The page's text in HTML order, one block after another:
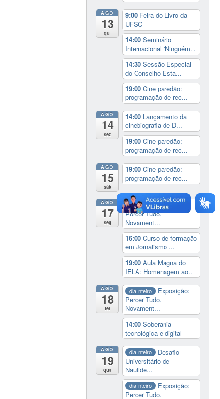
AGO
13
qui
9:00 Feira do Livro da
UFSC
14:00Seminário
Internacional ‘Ninguém...
14:30Sessão Especial
do Conselho Esta...
19:00Cine paredão:
programação de rec...
AGO
14
sex
14:00 Lançamento da
cinebiografia de D...
19:00Cine paredão:
programação de rec...
AGO
15
sáb
19:00Cine paredão:
programação de rec...
AGO
17
seg
dia inteiro
Exposição:
Perder Tudo.
Novament...
16:00Curso de formação
em Jornalismo ...
19:00Aula Magna do
IELA: Homenagem ao...
AGO
18
ter
dia inteiro
Exposição:
Perder Tudo.
Novament...
14:00Soberania
tecnológica e digital
AGO
19
qua
dia inteiro
Desafio
Universitário de
Nautide...
dia inteiro
Exposição:
Perder Tudo.